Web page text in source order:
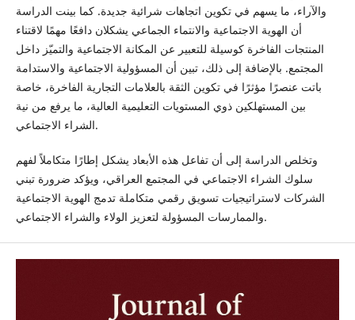
والآراء، ما يسهم في تكوين اتجاهات شرائية جديدة. كما بينت الدراسة
أن الهوية الاجتماعية والانتماء الجماعي يشكلان دافعًا مهمًا لاقتناء
المنتجات الفاخرة كوسيلة للتعبير عن المكانة الاجتماعية والتميّز داخل
المجتمع. بالإضافة إلى ذلك، تبين أن المسؤولية الاجتماعية والاستدامة
باتت عنصرًا مؤثرًا في تكوين الثقة بالعلامات التجارية الفاخرة، خاصة
بين المستهلكين ذوي المستويات التعليمية العالية، ما يرفع من نية
الشراء الاجتماعي.
وتخلص الدراسة إلى أن تفاعل هذه الأبعاد يشكل إطارًا متكاملاً لفهم
سلوك الشراء الاجتماعي في المجتمع العراقي، ويؤكد ضرورة تبني
الشركات لاستراتيجيات تسويق رقمي متكاملة تدمج الهوية الاجتماعية
والممارسات المسؤولة لتعزيز الولاء والشراء الاجتماعي.